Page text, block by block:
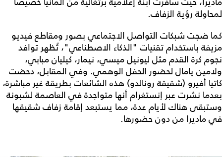
لمحاولة رؤية الزفاف.
كما ضجت شبكات التواصل الاجتماعي بصور ومقاطع فيديو
مزيفة باستخدام تقنيات "الذكاء الاصطناعي"، تُظهر توافد
نجوم كرة القدم مثل ليونيل ميسي، نيمار، كيليان مبابي،
ولامين يامال لحضور الحفل الوهمي. وفي المقابل، دحضت
كاتيا أفيرو (شقيقة رونالدو) هذه الشائعات بطريقة غير مباشرة،
بعدما نشرت عبر إنستغرام أنها متواجدة في العاصمة لشبونة
وستبقى هناك لأيام عدة، مما يستبعد إقامة زفاف شقيقها
في ماديرا من دون حضورها.